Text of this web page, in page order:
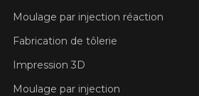
Moulage par injection réaction
Fabrication de tôlerie
Impression 3D
Moulage par injection